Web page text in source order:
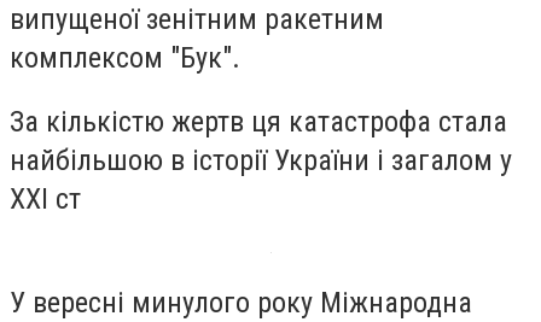
випущеної зенітним ракетним
комплексом "Бук".
За кількістю жертв ця катастрофа стала
найбільшою в історії України і загалом у
XXI ст
У вересні минулого року Міжнародна